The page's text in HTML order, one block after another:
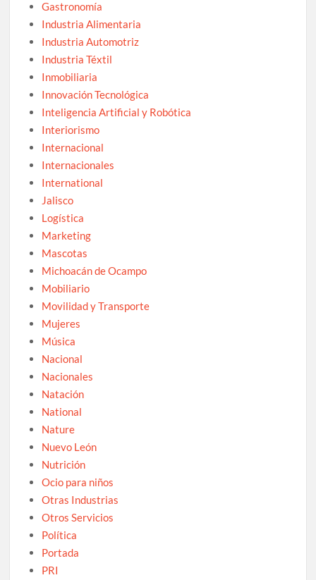
Gastronomía
Industria Alimentaria
Industria Automotriz
Industria Téxtil
Inmobiliaria
Innovación Tecnológica
Inteligencia Artificial y Robótica
Interiorismo
Internacional
Internacionales
International
Jalisco
Logística
Marketing
Mascotas
Michoacán de Ocampo
Mobiliario
Movilidad y Transporte
Mujeres
Música
Nacional
Nacionales
Natación
National
Nature
Nuevo León
Nutrición
Ocio para niños
Otras Industrias
Otros Servicios
Política
Portada
PRI